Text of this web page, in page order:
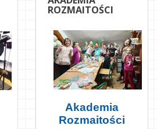
ROZMAITOŚCI
Akademia
Rozmaitości